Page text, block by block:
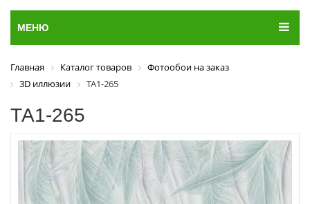
МЕНЮ
Главная Каталог товаров
Фотообои на заказ
3D иллюзии
ТА1-265
ТА1-265